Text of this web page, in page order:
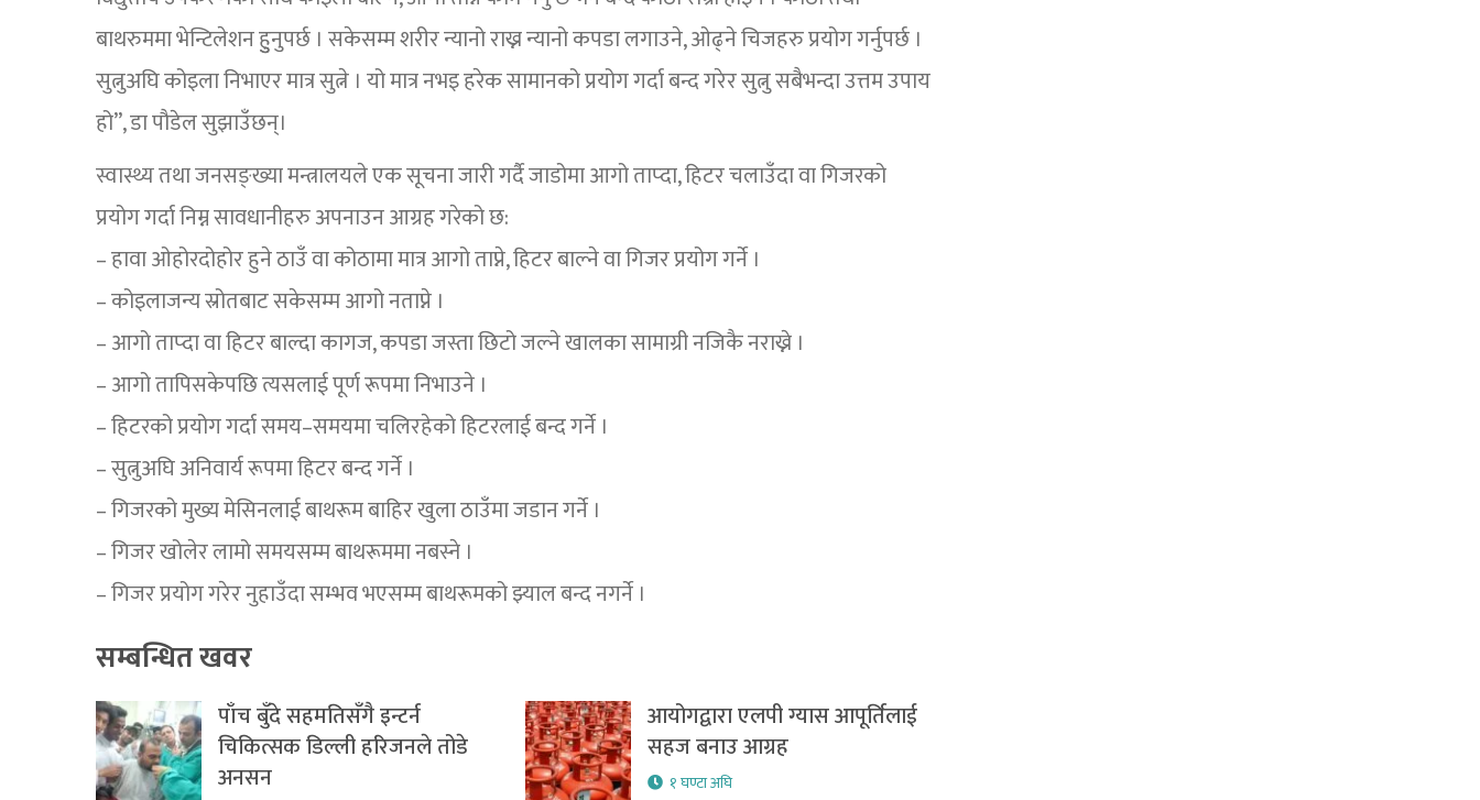
बाथरुममा भेन्टिलेशन हुुनुपर्छ । सकेसम्म शरीर न्यानो राख्न न्यानो कपडा लगाउने, ओढ्ने चिजहरु प्रयोग गर्नुपर्छ ।
सुत्नुअघि कोइला निभाएर मात्र सुत्ने । यो मात्र नभइ हरेक सामानको प्रयोग गर्दा बन्द गरेर सुत्नु सबैभन्दा उत्तम उपाय
हो”, डा पौडेल सुझाउँछन्।
स्वास्थ्य तथा जनसङ्ख्या मन्त्रालयले एक सूचना जारी गर्दै जाडोमा आगो ताप्दा, हिटर चलाउँदा वा गिजरको
प्रयोग गर्दा निम्न सावधानीहरु अपनाउन आग्रह गरेको छ:
– हावा ओहोरदोहोर हुने ठाउँ वा कोठामा मात्र आगो ताप्ने, हिटर बाल्ने वा गिजर प्रयोग गर्ने ।
– कोइलाजन्य स्रोतबाट सकेसम्म आगो नताप्ने ।
– आगो ताप्दा वा हिटर बाल्दा कागज, कपडा जस्ता छिटो जल्ने खालका सामाग्री नजिकै नराख्ने ।
– आगो तापिसकेपछि त्यसलाई पूर्ण रूपमा निभाउने ।
– हिटरको प्रयोग गर्दा समय–समयमा चलिरहेको हिटरलाई बन्द गर्ने ।
– सुत्नुअघि अनिवार्य रूपमा हिटर बन्द गर्ने ।
– गिजरको मुख्य मेसिनलाई बाथरूम बाहिर खुला ठाउँमा जडान गर्ने ।
– गिजर खोलेर लामो समयसम्म बाथरूममा नबस्ने ।
– गिजर प्रयोग गरेर नुहाउँदा सम्भव भएसम्म बाथरूमको झ्याल बन्द नगर्ने ।
सम्बन्धित खवर
पाँच बुँदे सहमतिसँगै इन्टर्न
चिकित्सक डिल्ली हरिजनले तोडे
अनसन
आयोगद्वारा एलपी ग्यास आपूर्तिलाई
सहज बनाउ आग्रह
१ घण्टा अघि